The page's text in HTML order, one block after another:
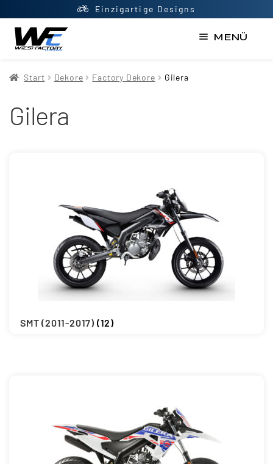
Einzigartige Designs
MENÜ
Datenschutzerklärung
Mein Konto
Updraft Central
Vertrag widerrufen
Warenkorb
Start Dekore Factory Dekore Gilera
Gilera
SMT (2011-2017) (12)